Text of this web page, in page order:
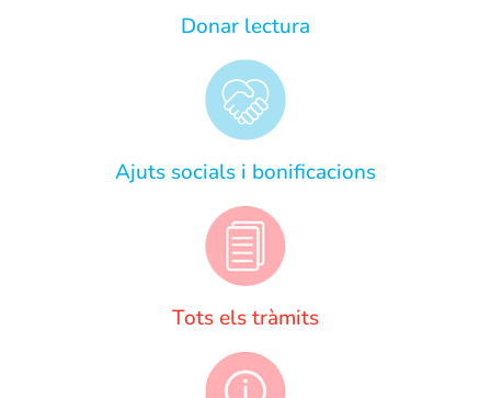
Donar lectura
Ajuts socials i bonificacions
Tots els tràmits